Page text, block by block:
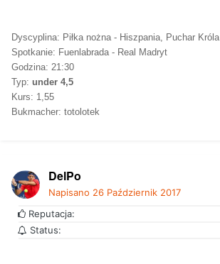
Dyscyplina: Piłka nożna - Hiszpania, Puchar Króla
Spotkanie: Fuenlabrada - Real Madryt
Godzina: 21:30
Typ: under 4,5
Kurs: 1,55
Bukmacher: totolotek
DelPo
Napisano 26 Październik 2017
Reputacja:
Status: